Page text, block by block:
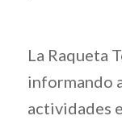
La Raqueta
informando
actividades